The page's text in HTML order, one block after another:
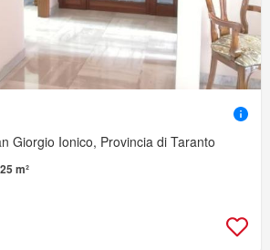
Giorgio Ionico, Provincia di Taranto
m²